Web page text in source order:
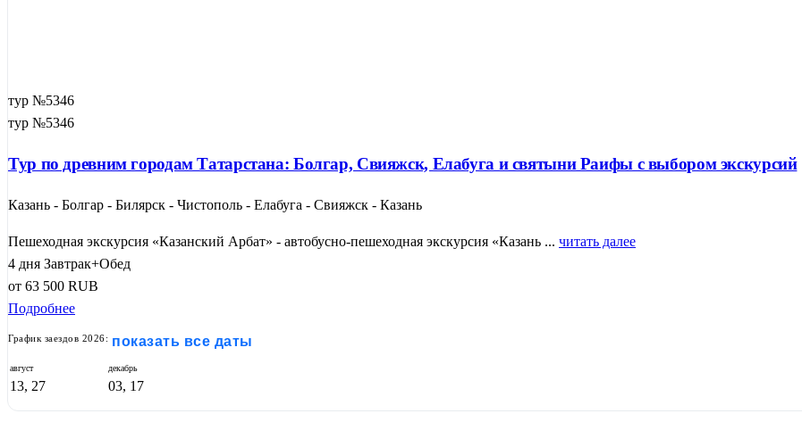
тур №5346
тур №5346
Тур по древним городам Татарстана: Болгар, Свияжск, Елабуга и святыни Раифы с выбором экскурсий
Казань - Болгар - Билярск - Чистополь - Елабуга - Свияжск - Казань
Пешеходная экскурсия «Казанский Арбат» - автобусно-пешеходная экскурсия «Казань ... читать далее
4 дня Завтрак+Обед
от 63 500 RUB
Подробнее
График заездов 2026: показать все даты
август
13, 27
декабрь
03, 17